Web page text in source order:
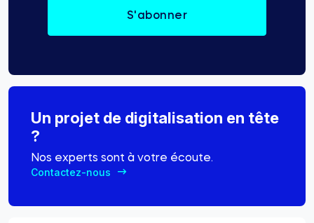
Un projet de digitalisation en tête
?
Nos experts sont à votre écoute.
Contactez-nous